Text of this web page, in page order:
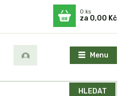
Menu
HLEDAT
0ks
za 0,00 Kč